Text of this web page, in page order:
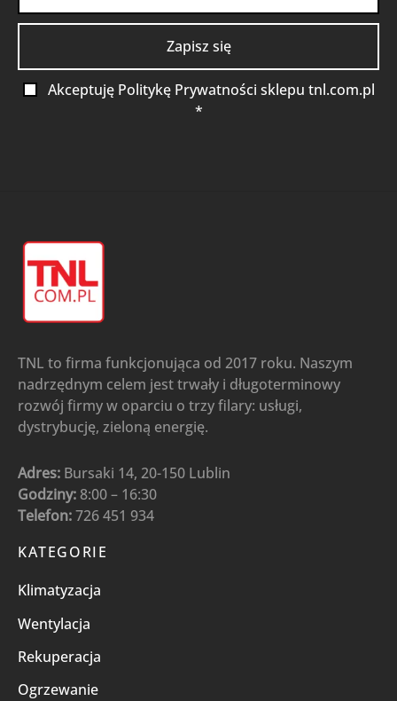
Akceptuję Politykę Prywatności sklepu tnl.com.pl
*
TNL to firma funkcjonująca od 2017 roku. Naszym
nadrzędnym celem jest trwały i długoterminowy
rozwój firmy w oparciu o trzy filary: usługi,
dystrybucję, zieloną energię.
Adres: Bursaki 14, 20-150 Lublin
Godziny: 8:00 – 16:30
Telefon:726 451 934
KATEGORIE
Klimatyzacja
Wentylacja
Rekuperacja
Ogrzewanie